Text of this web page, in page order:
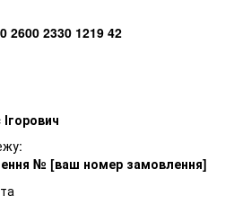
2600 2330 1219 42
№ [ваш номер замовлення]